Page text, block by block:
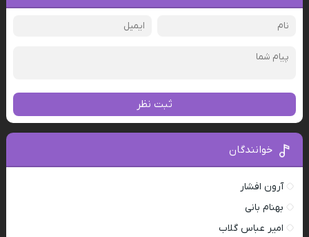
ثبت نظر
خوانندگان
آرون افشار
بهنام بانی
امیر عباس گلاب